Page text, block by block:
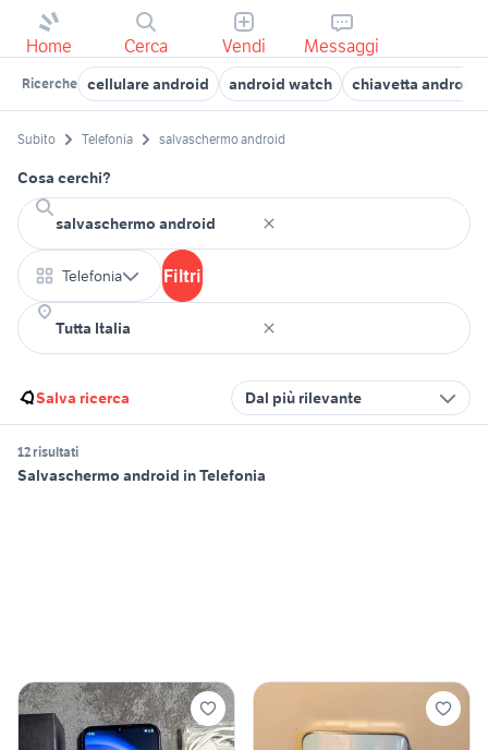
Home Cerca Vendi Messaggi
Ricerche cellulare android android watch chiavetta android
Subito Telefonia salvaschermo android
Cosa cerchi?
Telefonia Filtri
Salva ricerca Dal più rilevante
12 risultati
Salvaschermo android in Telefonia